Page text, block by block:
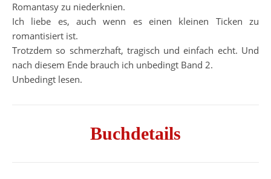
Romantasy zu niederknien.
Ich liebe es, auch wenn es einen kleinen Ticken zu
romantisiert ist.
Trotzdem so schmerzhaft, tragisch und einfach echt. Und
nach diesem Ende brauch ich unbedingt Band 2.
Unbedingt lesen.
Buchdetails